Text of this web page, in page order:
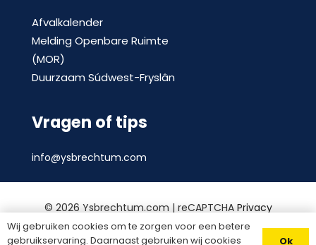
Afvalkalender
Melding Openbare Ruimte
(MOR)
Duurzaam Súdwest-Fryslân
Vragen of tips
info@ysbrechtum.com
© 2026 Ysbrechtum.com | reCAPTCHA Privacy
Policyenvoorwaarden|Privacy statement |
Wij gebruiken cookies om te zorgen voor een betere
gebruikservaring. Daarnaast gebruiken wij cookies
Ok